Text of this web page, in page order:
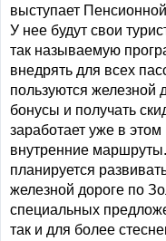
выступает
У нее будут свои
так называемую
внедрять для всех
пользуются железной
бонусы и получать
заработает уже в
внутренние
планируется
железной дороге по
специальных
так и для более